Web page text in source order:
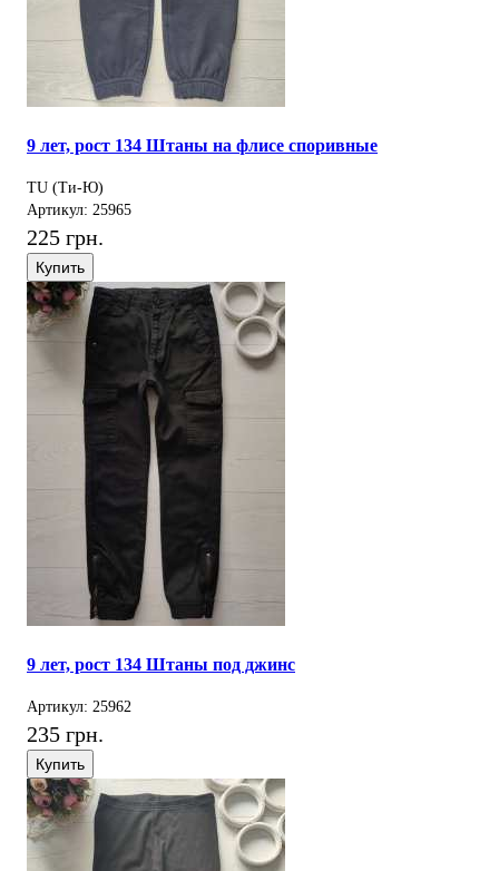
9 лет, рост 134 Штаны на флисе споривные
TU (Ти-Ю)
Артикул: 25965
225 грн.
Купить
9 лет, рост 134 Штаны под джинс
Артикул: 25962
235 грн.
Купить